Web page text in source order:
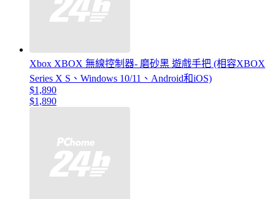
Xbox XBOX 無線控制器- 磨砂黑 遊戲手把 (相容XBOX
Series X S、Windows 10/11、Android和iOS)
$1,890
$1,890